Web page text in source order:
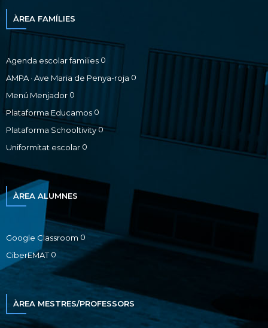
ÀREA FAMÍLIES
Agenda escolar families 0
AMPA · Ave Maria de Penya-roja 0
Menú Menjador 0
Plataforma Educamos 0
Plataforma Schooltivity0
Uniformitat escolar 0
ÀREA ALUMNES
Google Classroom 0
CiberEMAT0
ÀREA MESTRES/PROFESSORS